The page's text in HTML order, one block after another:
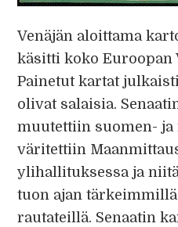
Venäjän aloittama
käsitti koko Euroopan
Painetut kartat
olivat salaisia.
muutettiin suomen-
väritettiin
ylihallituksessa ja
tuon ajan
rautateillä. Senaatin